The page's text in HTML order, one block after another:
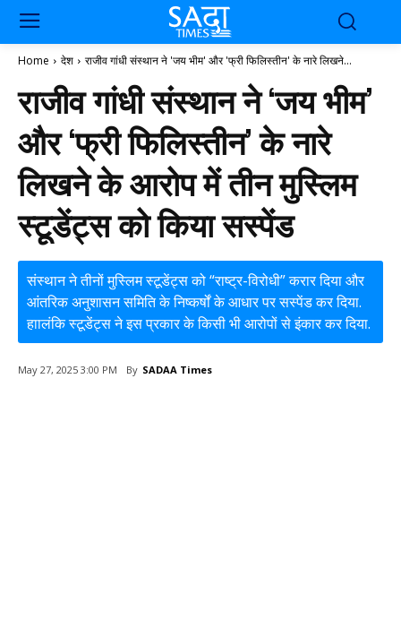
Home देश राजीव गांधी संस्थान ने 'जय भीम' और 'फ्री फिलिस्तीन' के नारे लिखने...
राजीव गांधी संस्थान ने ‘जय भीम’
और ‘फ्री फिलिस्तीन’ के नारे
लिखने के आरोप में तीन मुस्लिम
स्टूडेंट्स को किया सस्पेंड
संस्थान ने तीनों मुस्लिम स्टूडेंट्स को “राष्ट्र-विरोधी” करार दिया और
आंतरिक अनुशासन समिति के निष्कर्षों के आधार पर सस्पेंड कर दिया.
हाालंकि स्टूडेंट्स ने इस प्रकार के किसी भी आरोपों से इंकार कर दिया.
May 27, 2025 3:00 PM By SADAA Times